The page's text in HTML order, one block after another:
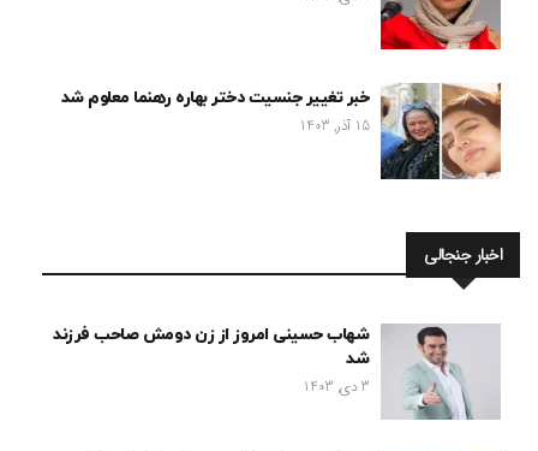
خبر تغییر جنسیت دختر بهاره رهنما معلوم شد
15 آذر, 1403
اخبار جنجالی
شهاب حسینی امروز از زن دومش صاحب فرزند
شد
3 دی, 1403